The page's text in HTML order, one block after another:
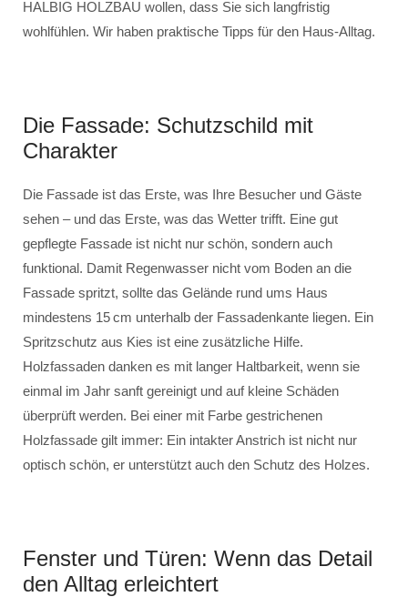
HALBIG HOLZBAU wollen, dass Sie sich langfristig
wohlfühlen. Wir haben praktische Tipps für den Haus-Alltag.
Die Fassade: Schutzschild mit
Charakter
Die Fassade ist das Erste, was Ihre Besucher und Gäste
sehen – und das Erste, was das Wetter trifft. Eine gut
gepflegte Fassade ist nicht nur schön, sondern auch
funktional. Damit Regenwasser nicht vom Boden an die
Fassade spritzt, sollte das Gelände rund ums Haus
mindestens 15 cm unterhalb der Fassadenkante liegen. Ein
Spritzschutz aus Kies ist eine zusätzliche Hilfe.
Holzfassaden danken es mit langer Haltbarkeit, wenn sie
einmal im Jahr sanft gereinigt und auf kleine Schäden
überprüft werden. Bei einer mit Farbe gestrichenen
Holzfassade gilt immer: Ein intakter Anstrich ist nicht nur
optisch schön, er unterstützt auch den Schutz des Holzes.
Fenster und Türen: Wenn das Detail
den Alltag erleichtert